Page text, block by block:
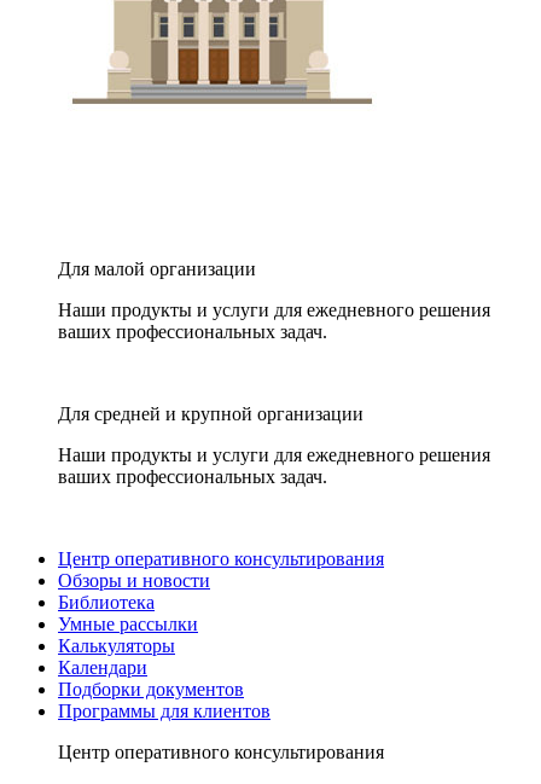
Для малой организации
Наши продукты и услуги для ежедневного решения
ваших профессиональных задач.
Для средней и крупной организации
Наши продукты и услуги для ежедневного решения
ваших профессиональных задач.
Центр оперативного консультирования
Обзоры и новости
Библиотека
Умные рассылки
Калькуляторы
Календари
Подборки документов
Программы для клиентов
Центр оперативного консультирования